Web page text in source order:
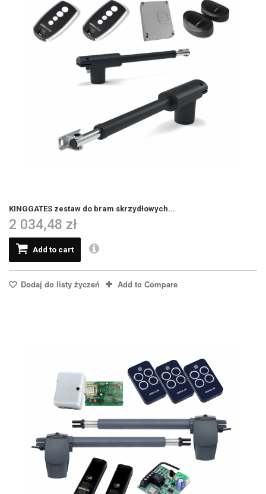
KINGGATES zestaw do bram skrzydłowych...
2 034,48 zł
Add to cart
Dodaj do listy życzeń Add to Compare